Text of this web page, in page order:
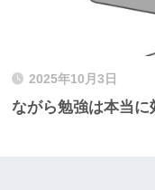
2025年10月3日
ながら勉強は本当